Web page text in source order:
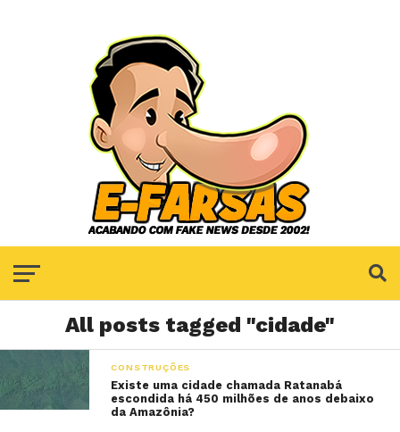
All posts tagged "cidade"
CONSTRUÇÕES
Existe uma cidade chamada Ratanabá
escondida há 450 milhões de anos debaixo
da Amazônia?